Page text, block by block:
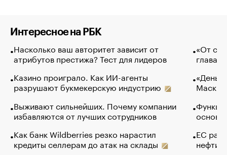
Интересное на РБК
Насколько ваш авторитет зависит от
атрибутов престижа? Тест для лидеров
Казино проиграло. Как ИИ-агенты
разрушают букмекерскую индустрию
Выживают сильнейших. Почему компании
избавляются от лучших сотрудников
Как банк Wildberries резко нарастил
кредиты селлерам до атак на склады
«От
глава
Маск в
основ
ЕС
нефти